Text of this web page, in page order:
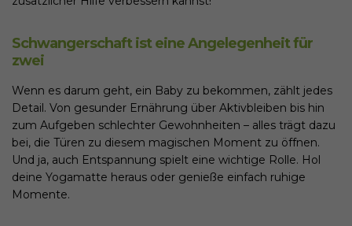
Schwangerschaft ist eine Angelegenheit für
zwei
Wenn es darum geht, ein Baby zu bekommen, zählt jedes
Detail. Von gesunder Ernährung über Aktivbleiben bis hin
zum Aufgeben schlechter Gewohnheiten – alles trägt dazu
bei, die Türen zu diesem magischen Moment zu öffnen.
Und ja, auch Entspannung spielt eine wichtige Rolle. Hol
deine Yogamatte heraus oder genieße einfach ruhige
Momente.